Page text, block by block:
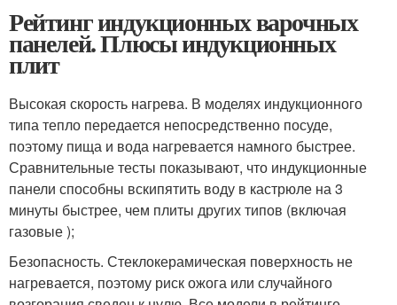
Рейтинг индукционных варочных
панелей. Плюсы индукционных
плит
Высокая скорость нагрева. В моделях индукционного
типа тепло передается непосредственно посуде,
поэтому пища и вода нагревается намного быстрее.
Сравнительные тесты показывают, что индукционные
панели способны вскипятить воду в кастрюле на 3
минуты быстрее, чем плиты других типов (включая
газовые );
Безопасность. Стеклокерамическая поверхность не
нагревается, поэтому риск ожога или случайного